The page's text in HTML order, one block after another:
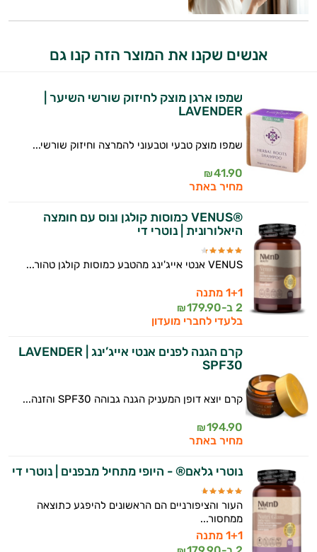
אנשים שקנו את המוצר הזה קנו גם
שמפו ארגן מוצק לחיזוק שורשי השיער |
LAVENDER
שמפו מוצק טבעי וטבעוני להמרצה וחיזוק שורשי...
41.90
₪
מחיר באתר
®VENUS כמוסות קולגן ונוס עם חומצה
היאלורונית | נוטרי די
VENUS אנטי אייג'ינג מהטבע כמוסות קולגן טהור...
1+1 מתנה
2 ב-
179.90
₪
בלעדי לחברי מועדון
קרם הגנה לפנים אנטי אייג’ינג LAVENDER |
SPF30
קרם יוצא דופן המעניק הגנה גבוהה SPF30 והזנה...
194.90
₪
מחיר באתר
נוטרי גלאם® - היופי מתחיל מבפנים | נוטרי די
העור והציפורניים הם הראשונים להיפגע כתוצאה
ממחסור...
1+1 מתנה